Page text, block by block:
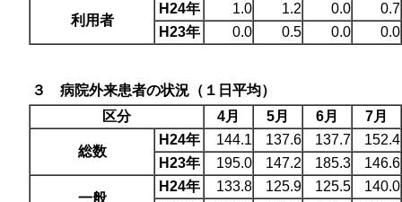
利用者
H24年 1.0 1.2 0.0
0.7
H23年
0.0 0.5 0.0 0.0
３ 病院外来患者の状況（１日平均）
区分
4月 5月 6月 7月
総数
H24年 144.1 137.6 137.7
152.4
H23年
195.0 147.2 185.3 146.6
一般
H24年 133.8 125.9 125.5
140.0